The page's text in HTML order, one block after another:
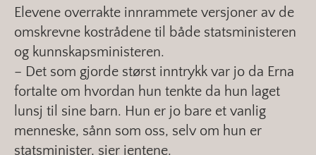
Elevene overrakte innrammete versjoner av de
omskrevne kostrådene til både statsministeren
og kunnskapsministeren.
– Det som gjorde størst inntrykk var jo da Erna
fortalte om hvordan hun tenkte da hun laget
lunsj til sine barn. Hun er jo bare et vanlig
menneske, sånn som oss, selv om hun er
statsminister, sier jentene.